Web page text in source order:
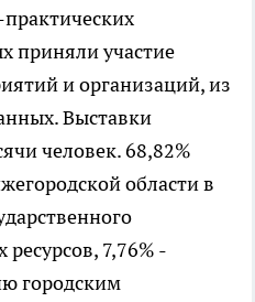
приняли участие
и организаций, из
Выставки
человек. 68,82%
области в
7,76% -
городским